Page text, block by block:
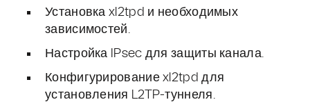
Установка xl2tpd и необходимых
зависимостей.
Настройка IPsec для защиты канала.
Конфигурирование xl2tpd для
установления L2TP-туннеля.